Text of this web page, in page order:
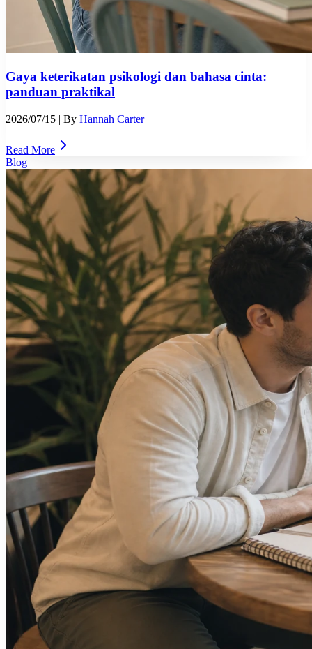
Gaya keterikatan psikologi dan bahasa cinta:
panduan praktikal
2026/07/15 | By Hannah Carter
Read More
Blog